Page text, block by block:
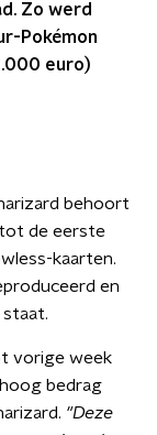
Zo werd
Pokémon
euro)
behoort
de eerste
kaarten.
en
staat.
vorige week
bedrag
"Deze